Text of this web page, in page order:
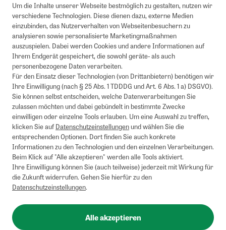
Um die Inhalte unserer Webseite bestmöglich zu gestalten, nutzen wir
verschiedene Technologien. Diese dienen dazu, externe Medien
einzubinden, das Nutzerverhalten von Webseitenbesuchern zu
analysieren sowie personalisierte Marketingmaßnahmen
auszuspielen. Dabei werden Cookies und andere Informationen auf
Ihrem Endgerät gespeichert, die sowohl geräte- als auch
personenbezogene Daten verarbeiten.
Für den Einsatz dieser Technologien (von Drittanbietern) benötigen wir
Ihre Einwilligung (nach § 25 Abs. 1 TDDDG und Art. 6 Abs. 1 a) DSGVO).
Sie können selbst entscheiden, welche Datenverarbeitungen Sie
zulassen möchten und dabei gebündelt in bestimmte Zwecke
einwilligen oder einzelne Tools erlauben. Um eine Auswahl zu treffen,
klicken Sie aufDatenschutzeinstellungenund wählen Sie die
entsprechenden Optionen. Dort finden Sie auch konkrete
Informationen zu den Technologien und den einzelnen Verarbeitungen.
Beim Klick auf "Alle akzeptieren" werden alle Tools aktiviert.
Ihre Einwilligung können Sie (auch teilweise) jederzeit mit Wirkung für
die Zukunft widerrufen. Gehen Sie hierfür zu den
Datenschutzeinstellungen.
Alle akzeptieren